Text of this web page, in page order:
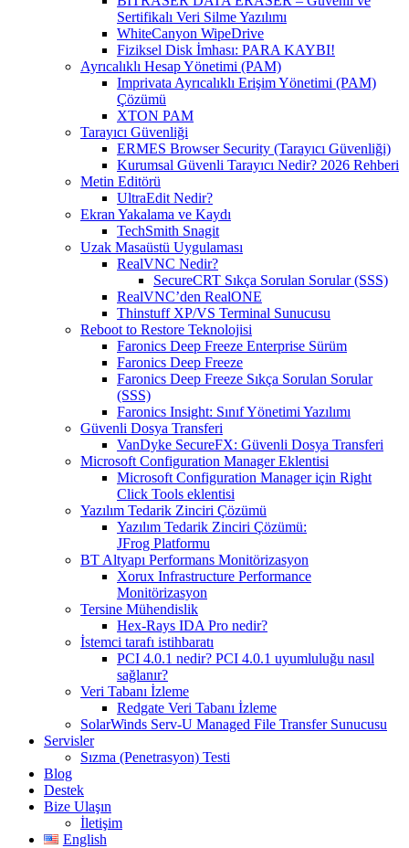
Sertifikalı Veri Silme Yazılımı
WhiteCanyon WipeDrive
Fiziksel Disk İmhası: PARA KAYBI!
Ayrıcalıklı Hesap Yönetimi (PAM)
Imprivata Ayrıcalıklı Erişim Yönetimi (PAM)
Çözümü
XTON PAM
Tarayıcı Güvenliği
ERMES Browser Security (Tarayıcı Güvenliği)
Kurumsal Güvenli Tarayıcı Nedir? 2026 Rehberi
Metin Editörü
UltraEdit Nedir?
Ekran Yakalama ve Kaydı
TechSmith Snagit
Uzak Masaüstü Uygulaması
RealVNC Nedir?
SecureCRT Sıkça Sorulan Sorular (SSS)
RealVNC’den RealONE
Thinstuff XP/VS Terminal Sunucusu
Reboot to Restore Teknolojisi
Faronics Deep Freeze Enterprise Sürüm
Faronics Deep Freeze
Faronics Deep Freeze Sıkça Sorulan Sorular
(SSS)
Faronics Insight: Sınıf Yönetimi Yazılımı
Güvenli Dosya Transferi
VanDyke SecureFX: Güvenli Dosya Transferi
Microsoft Configuration Manager Eklentisi
Microsoft Configuration Manager için Right
Click Tools eklentisi
Yazılım Tedarik Zinciri Çözümü
Yazılım Tedarik Zinciri Çözümü:
JFrog Platformu
BT Altyapı Performans Monitörizasyon
Xorux Infrastructure Performance
Monitörizasyon
Tersine Mühendislik
Hex-Rays IDA Pro nedir?
İstemci tarafı istihbaratı
PCI 4.0.1 nedir? PCI 4.0.1 uyumluluğu nasıl
sağlanır?
Veri Tabanı İzleme
Redgate Veri Tabanı İzleme
SolarWinds Serv-U Managed File Transfer Sunucusu
Servisler
Sızma (Penetrasyon) Testi
Blog
Destek
Bize Ulaşın
İletişim
English